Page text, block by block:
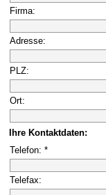
Firma:
Adresse:
PLZ:
Ort:
Ihre Kontaktdaten:
Telefon: *
Telefax: